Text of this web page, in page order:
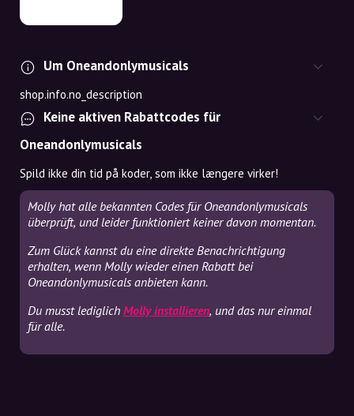
Um Oneandonlymusicals
shop.info.no_description
Keine aktiven Rabattcodes für
Oneandonlymusicals
Spild ikke din tid på koder, som ikke længere virker!
Molly hat alle bekannten Codes für Oneandonlymusicals
überprüft, und leider funktioniert keiner davon momentan.
Zum Glück kannst du eine direkte Benachrichtigung
erhalten, wenn Molly wieder einen Rabatt bei
Oneandonlymusicals anbieten kann.
Du musst lediglich Molly installieren, und das nur einmal
für alle.